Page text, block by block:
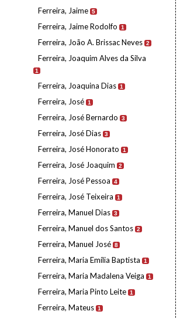
Ferreira, Jaime 5
Ferreira, Jaime Rodolfo 1
Ferreira, João A. Brissac Neves 2
Ferreira, Joaquim Alves da Silva
1
Ferreira, Joaquina Dias 1
Ferreira, José 1
Ferreira, José Bernardo 3
Ferreira, José Dias 3
Ferreira, José Honorato 1
Ferreira, José Joaquim 2
Ferreira, José Pessoa 4
Ferreira, José Teixeira 1
Ferreira, Manuel Dias 3
Ferreira, Manuel dos Santos 2
Ferreira, Manuel José 8
Ferreira, Maria Emília Baptista 1
Ferreira, Maria Madalena Veiga 1
Ferreira, Maria Pinto Leite 1
Ferreira, Mateus 1